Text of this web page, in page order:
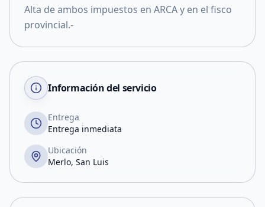
Alta de ambos impuestos en ARCA y en el fisco
provincial.-
Información del servicio
Entrega
Entrega inmediata
Ubicación
Merlo, San Luis